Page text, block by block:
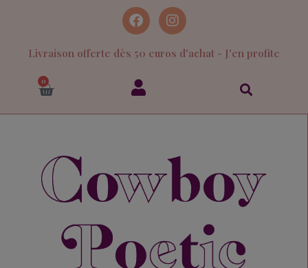
Livraison offerte dès 50 euros d'achat - J'en profite
0